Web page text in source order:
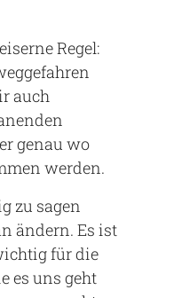
Regel:
auch
genau wo
werden.
zu sagen
ändern. Es ist
für die
es uns geht